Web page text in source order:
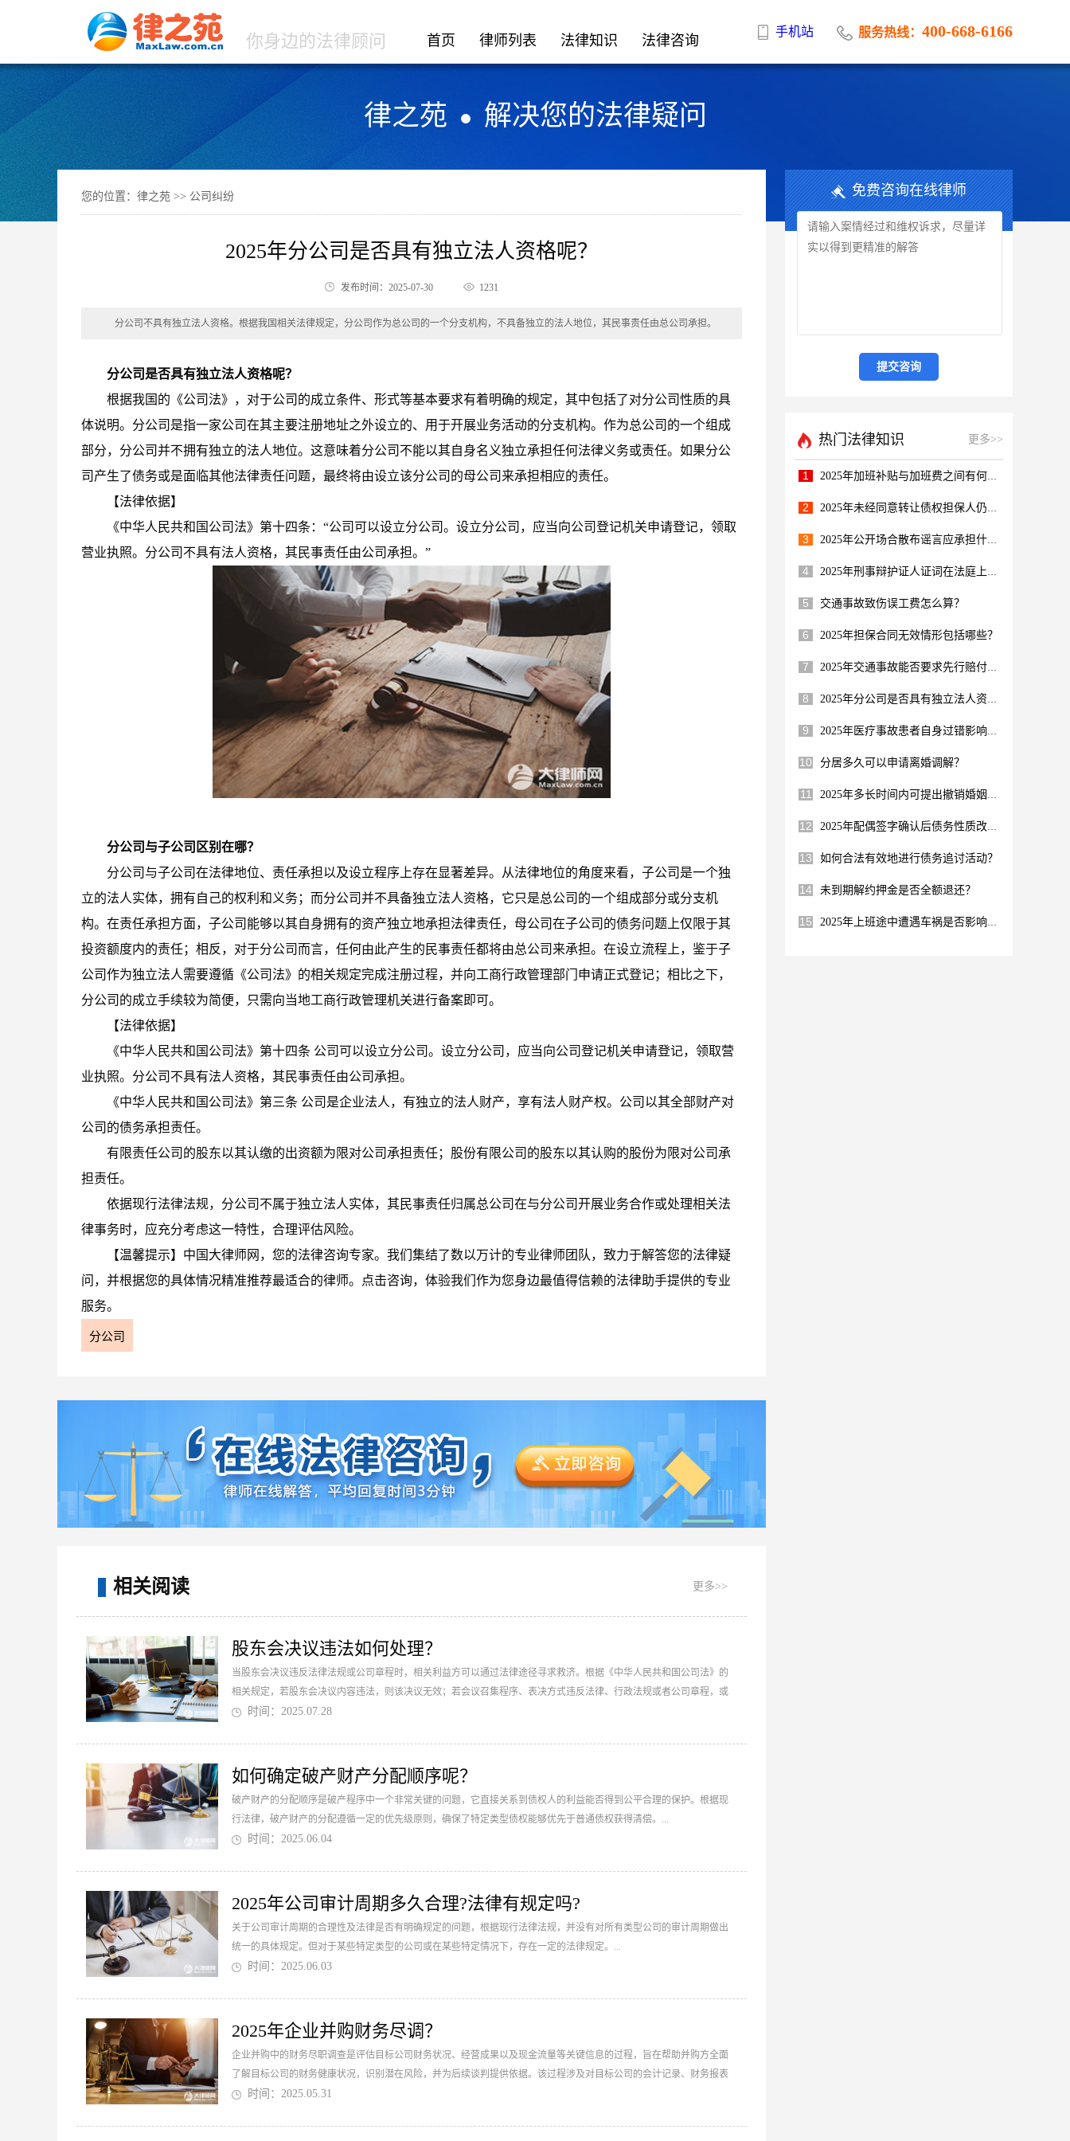
你身边的法律顾问 首页 律师列表 法律知识 法律咨询
服务热线： 400-668-6166
手机站
律之苑 解决您的法律疑问
您的位置： 律之苑 >> 公司纠纷
2025年分公司是否具有独立法人资格呢？
发布时间：2025-07-30 1231
分公司不具有独立法人资格。根据我国相关法律规定，分公司作为总公司的一个分支机构，不具备独立的法人地位，其民事责任由总公司承担。
分公司是否具有独立法人资格呢？
根据我国的《公司法》，对于公司的成立条件、形式等基本要求有着明确的规定，其中包括了对分公司性质的具
体说明。分公司是指一家公司在其主要注册地址之外设立的、用于开展业务活动的分支机构。作为总公司的一个组成
部分，分公司并不拥有独立的法人地位。这意味着分公司不能以其自身名义独立承担任何法律义务或责任。如果分公
司产生了债务或是面临其他法律责任问题，最终将由设立该分公司的母公司来承担相应的责任。
【法律依据】
《中华人民共和国公司法》第十四条：“公司可以设立分公司。设立分公司，应当向公司登记机关申请登记，领取
营业执照。分公司不具有法人资格，其民事责任由公司承担。”
分公司与子公司区别在哪？
分公司与子公司在法律地位、责任承担以及设立程序上存在显著差异。从法律地位的角度来看，子公司是一个独
立的法人实体，拥有自己的权利和义务；而分公司并不具备独立法人资格，它只是总公司的一个组成部分或分支机
构。在责任承担方面，子公司能够以其自身拥有的资产独立地承担法律责任，母公司在子公司的债务问题上仅限于其
投资额度内的责任；相反，对于分公司而言，任何由此产生的民事责任都将由总公司来承担。在设立流程上，鉴于子
公司作为独立法人需要遵循《公司法》的相关规定完成注册过程，并向工商行政管理部门申请正式登记；相比之下，
分公司的成立手续较为简便，只需向当地工商行政管理机关进行备案即可。
【法律依据】
《中华人民共和国公司法》第十四条 公司可以设立分公司。设立分公司，应当向公司登记机关申请登记，领取营
业执照。分公司不具有法人资格，其民事责任由公司承担。
《中华人民共和国公司法》第三条 公司是企业法人，有独立的法人财产，享有法人财产权。公司以其全部财产对
公司的债务承担责任。
有限责任公司的股东以其认缴的出资额为限对公司承担责任；股份有限公司的股东以其认购的股份为限对公司承
担责任。
依据现行法律法规，分公司不属于独立法人实体，其民事责任归属总公司在与分公司开展业务合作或处理相关法
律事务时，应充分考虑这一特性，合理评估风险。
【温馨提示】中国大律师网，您的法律咨询专家。我们集结了数以万计的专业律师团队，致力于解答您的法律疑
问，并根据您的具体情况精准推荐最适合的律师。点击咨询，体验我们作为您身边最值得信赖的法律助手提供的专业
服务。
分公司
相关阅读 更多>>
股东会决议违法如何处理？
当股东会决议违反法律法规或公司章程时，相关利益方可以通过法律途径寻求救济。根据《中华人民共和国公司法》的
相关规定，若股东会决议内容违法，则该决议无效；若会议召集程序、表决方式违反法律、行政法规或者公司章程，或
者决议内容违反公司章程的，股东可以请求人民法院撤销。...
时间：2025.07.28
如何确定破产财产分配顺序呢？
破产财产的分配顺序是破产程序中一个非常关键的问题，它直接关系到债权人的利益能否得到公平合理的保护。根据现
行法律，破产财产的分配遵循一定的优先级原则，确保了特定类型债权能够优先于普通债权获得清偿。...
时间：2025.06.04
2025年公司审计周期多久合理?法律有规定吗?
关于公司审计周期的合理性及法律是否有明确规定的问题，根据现行法律法规，并没有对所有类型公司的审计周期做出
统一的具体规定。但对于某些特定类型的公司或在某些特定情况下，存在一定的法律规定。...
时间：2025.06.03
2025年企业并购财务尽调？
企业并购中的财务尽职调查是评估目标公司财务状况、经营成果以及现金流量等关键信息的过程，旨在帮助并购方全面
了解目标公司的财务健康状况，识别潜在风险，并为后续谈判提供依据。该过程涉及对目标公司的会计记录、财务报表
及相关文件的审查。...
时间：2025.05.31
免费咨询在线律师
热门法律知识 更多>>
1 2025年加班补贴与加班费之间有何区别呢？
2 2025年未经同意转让债权担保人仍担责吗？
3 2025年公开场合散布谣言应承担什么责任？
4 2025年刑事辩护证人证词在法庭上多重要？
5 交通事故致伤误工费怎么算？
6 2025年担保合同无效情形包括哪些？
7 2025年交通事故能否要求先行赔付医疗费？
8 2025年分公司是否具有独立法人资格呢？
9 2025年医疗事故患者自身过错影响赔偿吗？
10 分居多久可以申请离婚调解？
11 2025年多长时间内可提出撤销婚姻请求？
12 2025年配偶签字确认后债务性质改变？
13 如何合法有效地进行债务追讨活动？
14 未到期解约押金是否全额退还？
15 2025年上班途中遭遇车祸是否影响年终奖?